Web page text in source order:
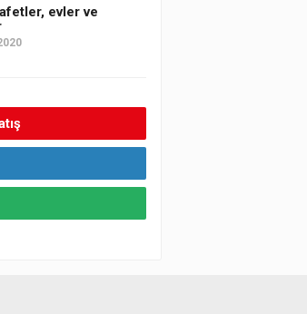
evler ve